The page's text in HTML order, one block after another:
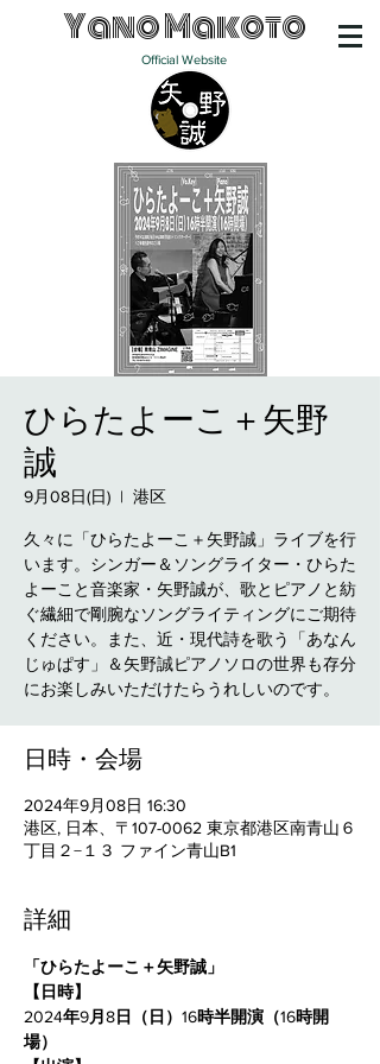
Yano Makoto
Official Website
ひらたよーこ＋矢野
誠
9月08日(日)
  |
港区
久々に「ひらたよーこ＋矢野誠」ライブを行
います。シンガー＆ソングライター・ひらた
よーこと音楽家・矢野誠が、歌とピアノと紡
ぐ繊細で剛腕なソングライティングにご期待
ください。また、近・現代詩を歌う「あなん
じゅぱす」＆矢野誠ピアノソロの世界も存分
にお楽しみいただけたらうれしいのです。
日時・会場
2024年9月08日 16:30
港区, 日本、〒107-0062 東京都港区南青山６
丁目２−１３ ファイン青山B1
詳細
「ひらたよーこ＋矢野誠」
【日時】
2024年9月 8日（日） 16時半開演（16時開
場）